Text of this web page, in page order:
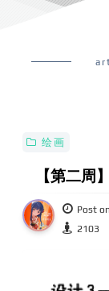
绘画
【第二
Post
2103